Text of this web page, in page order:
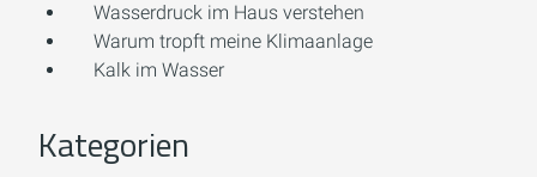
Wasserdruck im Haus verstehen
Warum tropft meine Klimaanlage
Kalk im Wasser
Kategorien